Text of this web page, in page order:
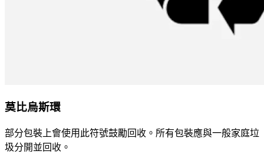
莫比烏斯環
部分包裝上會使用此符號鼓勵回收。所有包裝應與一般家庭垃
圾分開並回收。